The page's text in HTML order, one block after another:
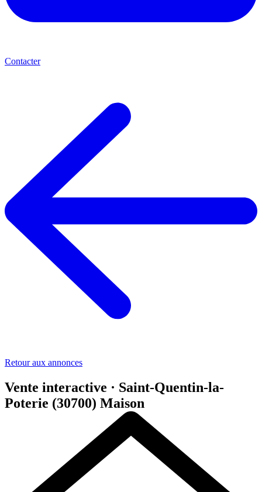
Contacter
Retour aux annonces
Vente interactive · Saint-Quentin-la-
Poterie (30700) Maison